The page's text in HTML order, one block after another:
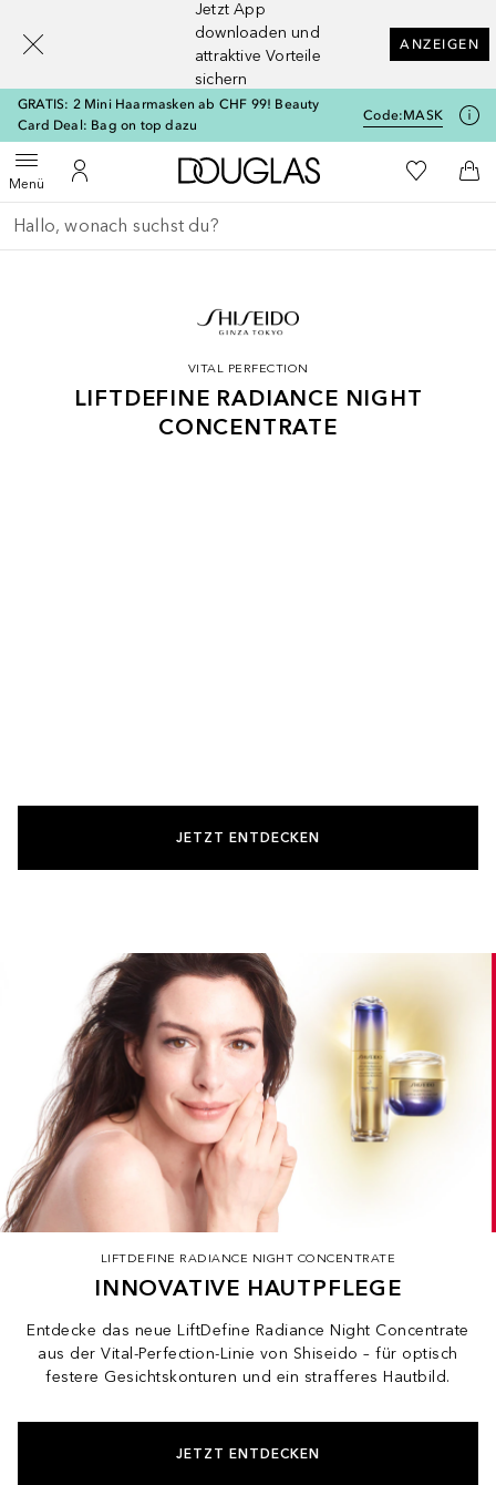
Jetzt App
downloaden und
attraktive Vorteile
sichern
ANZEIGEN
GRATIS: 2 Mini Haarmasken ab CHF 99! Beauty
Card Deal: Bag on top dazu
Code:MASK
MenüMenü öffnenZu Meinem Kundenkonto
Zur Douglas Startseite
Zu Meiner
Gehe zurück
Suche ausführen
VITAL PERFECTION
LIFTDEFINE RADIANCE NIGHT
CONCENTRATE
JETZT ENTDECKEN
LIFTDEFINE RADIANCE NIGHT CONCENTRATE
INNOVATIVE HAUTPFLEGE
Entdecke das neue LiftDefine Radiance Night Concentrate
aus der Vital-Perfection-Linie von Shiseido – für optisch
festere Gesichtskonturen und ein strafferes Hautbild.
JETZT ENTDECKEN
[navigation.slideout.screenreader]